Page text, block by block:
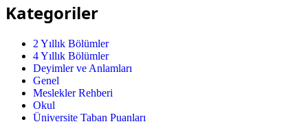
Kategoriler
2 Yıllık Bölümler
4 Yıllık Bölümler
Deyimler ve Anlamları
Genel
Meslekler Rehberi
Okul
Üniversite Taban Puanları